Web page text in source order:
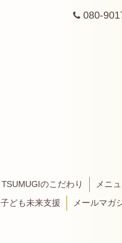
080-
TSUMUGIのこだわり
メニ
子ども未来支援
メールマガ